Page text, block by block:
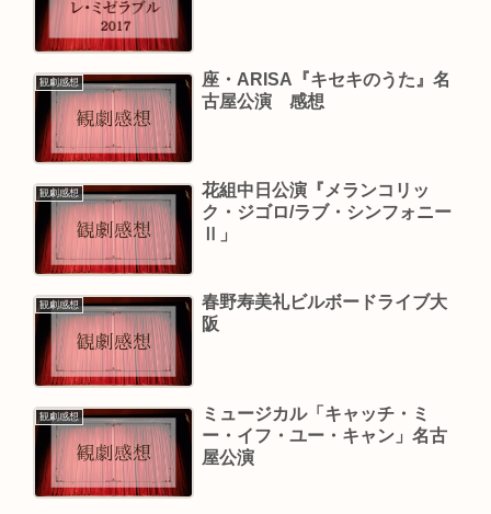
観劇感想
座・ARISA『キセキのうた』名
古屋公演 感想
観劇感想
花組中日公演『メランコリッ
ク・ジゴロ/ラブ・シンフォニー
Ⅱ」
観劇感想
春野寿美礼ビルボードライブ大
阪
観劇感想
ミュージカル「キャッチ・ミ
ー・イフ・ユー・キャン」名古
屋公演